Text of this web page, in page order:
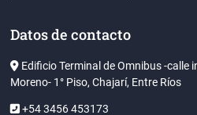
Datos de contacto
Edificio Terminal de Omnibus -calle
Moreno- 1° Piso, Chajarí, Entre Ríos
+54 3456 453173